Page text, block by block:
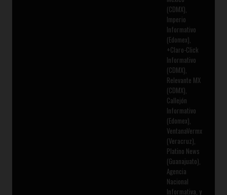
(CDMX),
Imperio
Informativo
(Edomex),
+Claro-Click
Informativo
(CDMX),
Relevante MX
(CDMX),
Callejón
Informativo
(Edomex),
VentanaVermx
(Veracruz),
Platino News
(Guanajuato),
Agencia
Nacional
Informativa, y